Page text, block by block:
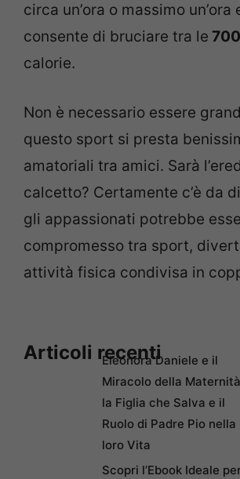
circa un’ora o massimo un’ora
consente di bruciare tra le 700
calorie.
Non è necessario essere
questo sport si presta
amatoriali tra amici. Sarà
calcetto? Certamente c’è da
gli appassionati potrebbe
compromesso tra sport,
attività fisica condivisa in
Articoli recentiEleonora Daniele e il
Miracolo della
la Figlia che Salva e il
Ruolo di Padre Pio nella
loro Vita
Scopri l’Ebook Ideale